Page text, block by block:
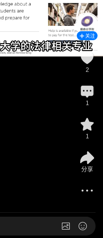
关注
2
1
1
分享